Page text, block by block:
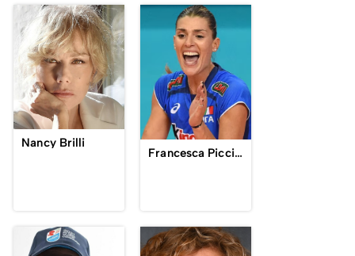
Nancy Brilli
Francesca Piccinini